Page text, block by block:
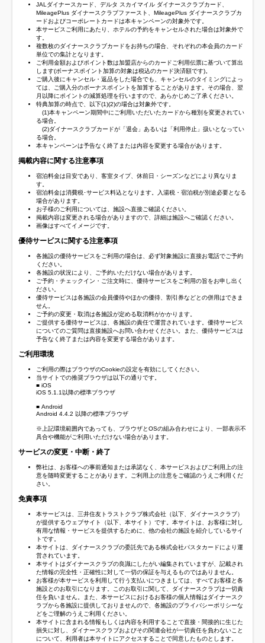
JALダイナースカード、デルタ スカイマイル ダイナースクラブカード、
MileagePlus ダイナースクラブファースト、MileagePlus ダイナースクラブカ
ードおよびコーポレートカードは本キャンペーンの対象外です。
本サービスご利用にあたり、ホテルの予約をキャンセルされた場合は対象外で
す。
複数枚のダイナースクラブカードをお持ちの場合、それぞれの本会員のカード
単位での集計となります。
ご利用金額およびポイント数は加盟店からのカードご利用伝票に基づいて算出
します(ボーナスポイント加算の対象は税込のカード決済額です)。
ご購入後にキャンセル・返品をした場合でも、キャンセルのタイミングによっ
ては、ご購入分のボーナスポイントを加算することがあります。その場合、翌
月以降にポイントの減算処理を行いますので、あらかじめご了承ください。
特典加算の時点で、以下(1)(2)の場合は対象外です。
(1)本キャンペーン期間中にご利用いただいたカードから種別を変更されてい
る場合。
(2)ダイナースクラブカードが「退会」あるいは「利用停止」扱いとなってい
る場合。
本キャンペーンは予告なく終了または内容を変更する場合があります。
掲載内容に関する注意事項
宿泊料金は目安であり、客室タイプ、休前日・シーズンなどにより異なりま
す。
宿泊料金は消費税･サービス料込となります。入湯税・宿泊税が別途必要となる
場合があります。
お子様のご利用については、施設へ直接ご確認ください。
掲載内容は変更される場合がありますので、詳細は施設へご確認ください。
画像はすべてイメージです。
優待サービスに関する注意事項
各施設の優待サービスをご利用の場合は、必ず対象施設に直接お電話でご予約
ください。
各施設の状況により、ご予約いただけない場合があります。
ご予約・チェックイン・ご注文時に、優待サービスをご利用の旨をお申し出く
ださい。
優待サービスは各施設の会員優待やほかの優待、割引券などとの併用はできま
せん。
ご予約の変更・取消は各施設が定める取消料がかかります。
ご提供する優待サービスは、各施設の責任で運営されています。優待サービス
についてのご質問は直接施設へお問い合わせください。また、優待サービスは
予告なく終了または内容を変更する場合があります。
ご利用環境
ご利用の際はブラウザのCookieの設定を有効にしてください。
当サイトでの推奨ブラウザは以下の通りです。
■ iOS
iOS 5.1.1以降の標準ブラウザ
■ Android
Android 4.4.2 以降の標準ブラウザ
※上記環境範囲内であっても、ブラウザとOSの組み合わせにより、一部表示不
具合や機能がご利用いただけない場合があります。
サービスの変更・中断・終了
弊社は、お客様への事前通知または承諾なく、本サービスおよびご利用上の注
意を随時変更することがあります。ご利用上の注意をご確認のうえご利用くだ
さい。
免責事項
本サービスは、三井住友トラストクラブ株式会社（以下、ダイナースクラブ）
が提供するウェブサイト（以下、本サイト）です。本サイトは、お客様に対し
有用な情報・サービスを提供するために、他の会社の施設を紹介しているサイ
トです。
本サイトは、ダイナースクラブの委託先である株式会社パスタカードにより運
営されています。
本サイトはダイナースクラブの良識にしたがい編集されていますが、記載され
た情報の完全性・正確性に対して一切の保証を与えるものではありません。
お客様が本サービスを利用して行う支払いにつきましては、すべてお客様と各
施設とのお取引になります。このお取引に関して、ダイナースクラブは一切責
任を負いません。また、本サービスにおけるお客様の個人情報はダイナースク
ラブから各施設に提供しておりませんので、各施設のプライバシーポリシーな
どをご理解のうえご利用ください。
本サイトに含まれる情報もしくは内容を利用することで直接・間接的に生じた
損失に対し、ダイナースクラブおよびその関連会社が一切責任を負わないこと
について、利用者は本サイトにアクセスすることで同意したものとします。